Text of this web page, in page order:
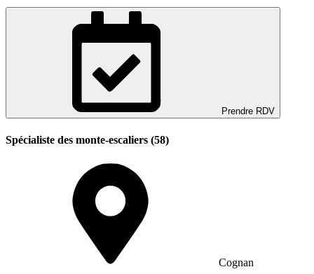
Prendre RDV
Spécialiste des monte-escaliers (58)
Cognan